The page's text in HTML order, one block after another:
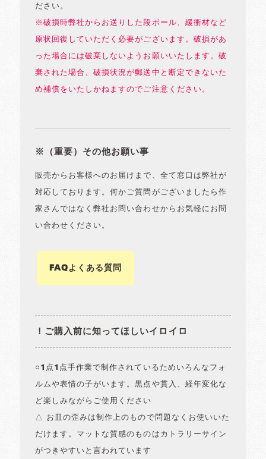
ださい。
※破損時弊社からお送りした段ボール、緩衝材など
原状回復していただく必要がございます。破損があ
った場合には破棄しないようお願いいたします。破
棄された場合、破損状況が郵送中と断定できないた
め補償をいたしかねますのでご注意ください。
※（重要）その他お願い事
販売からお客様へのお届けまで、全て窓口は弊社が
対応しております。何かご質問がございましたら作
家さんではなく弊社お問い合わせからお気軽にお問
い合わせください。
FAQよくある質問
！ご購入前に知ってほしいイロイロ
○1点1点手作業で制作されているためいろんなフォ
ルムや表情の子がいます。黒点や貫入、経年変化な
ど楽しみながらご使用ください
△ お皿の歪みは制作上のもので問題なくお使いいた
だけます。マットな質感のものはカトラリーサイン
がつきやすいと言われています